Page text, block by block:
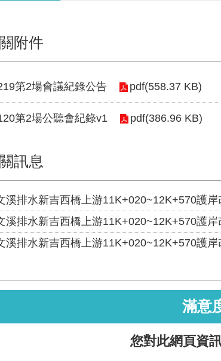
附件
第2場會議紀錄公告 pdf(558.37 KB)
第2場公聽會紀錄v1 pdf(386.96 KB)
訊息
溪排水新吉西橋上游11K+020~12K+570護
溪排水新吉西橋上游11K+020~12K+570護
溪排水新吉西橋上游11K+020~12K+570護
滿意
您對此網頁資